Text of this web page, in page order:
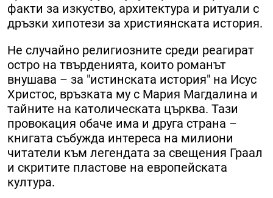
факти за изкуство, архитектура и ритуали с
дръзки хипотези за християнската история.
Не случайно религиозните среди реагират
остро на твърденията, които романът
внушава – за "истинската история" на Исус
Христос, връзката му с Мария Магдалина и
тайните на католическата църква. Тази
провокация обаче има и друга страна –
книгата събужда интереса на милиони
читатели към легендата за свещения Граал
и скритите пластове на европейската
култура.